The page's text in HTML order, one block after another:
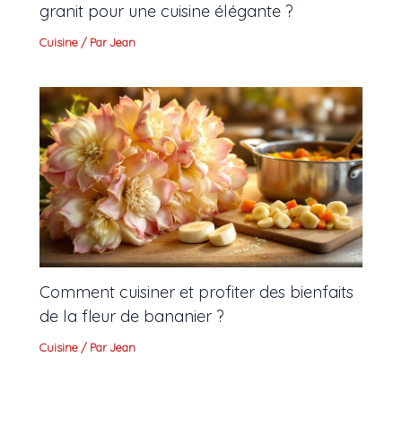
granit pour une cuisine élégante ?
Cuisine / ParJean
Comment cuisiner et profiter des bienfaits
de la fleur de bananier ?
Cuisine / ParJean